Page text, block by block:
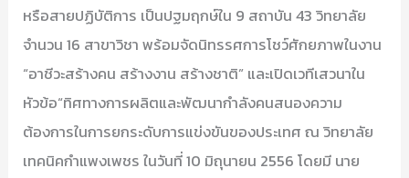
หรือสายปฏิบัติการ เป็นปฐมฤกษ์ใน 9 สถาบัน 43 วิทยาลัย
จำนวน 16 สาขาวิชา พร้อมจัดนิทรรศการโชว์ศักยภาพในงาน
“อาชีวะสร้างคน สร้างงาน สร้างชาติ” และเปิดเวทีเสวนาใน
หัวข้อ“ทิศทางการผลิตและพัฒนากำลังคนสนองความ
ต้องการในการยกระดับการแข่งขันของประเทศ ณ วิทยาลัย
เทคนิคกำแพงเพชร ในวันที่ 10 มิถุนายน 2556 โดยมี นาย